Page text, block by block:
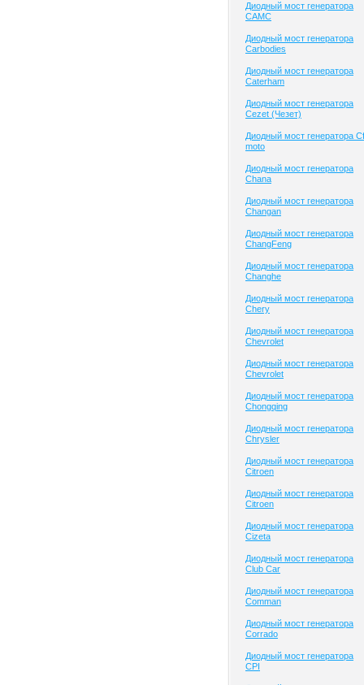
Диодный мост генератора
CAMC
Диодный мост генератора
Carbodies
Диодный мост генератора
Caterham
Диодный мост генератора
Cezet (Чезет)
Диодный мост генератора Cf
moto
Диодный мост генератора
Chana
Диодный мост генератора
Changan
Диодный мост генератора
ChangFeng
Диодный мост генератора
Changhe
Диодный мост генератора
Chery
Диодный мост генератора
Chevrolet
Диодный мост генератора
Chevrolet
Диодный мост генератора
Chongqing
Диодный мост генератора
Chrysler
Диодный мост генератора
Citroen
Диодный мост генератора
Citroen
Диодный мост генератора
Cizeta
Диодный мост генератора
Club Сar
Диодный мост генератора
Comman
Диодный мост генератора
Corrado
Диодный мост генератора
CPI